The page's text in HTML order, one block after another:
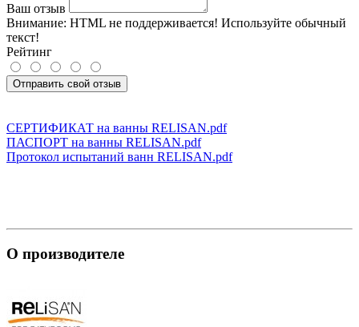
Ваш отзыв
Внимание: HTML не поддерживается! Используйте обычный
текст!
Рейтинг
Отправить свой отзыв
СЕРТИФИКАТ на ванны RELISAN.pdf
ПАСПОРТ на ванны RELISAN.pdf
Протокол испытаний ванн RELISAN.pdf
О производителе